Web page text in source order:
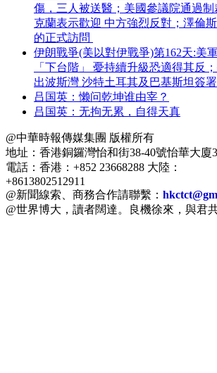
傷，三人被送醫；美國參議院通過
克蘭表示歡迎 中方強烈反對；澤倫
的正式訪問
伊朗戰爭(美以對伊戰爭)第162天:美
「下台階」 憂持續升級恐適得其反
出波斯灣 沙特土耳其及巴基斯坦簽
吕国英：懒问乾坤谁由宰？
吕国英：无拘无累，自得天真
@中華時報傳媒集團 版權所有
地址：香港銅鑼灣怡和街38-40號怡華大廈
電話：香港：+852 23668288 大陸：
+8613802512911
@新聞線索、商務合作請聯繫：
@世界博大，讀者闊達。良機徐來，與君共